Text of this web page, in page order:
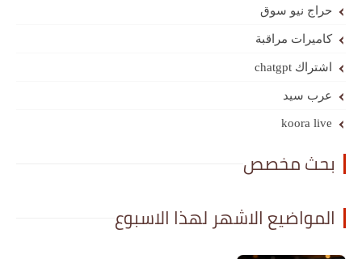
حراج نيو سوق
كاميرات مراقبة
اشتراك chatgpt
عرب سيد
koora live
بحث مخصص
المواضيع الاشهر لهذا الاسبوع